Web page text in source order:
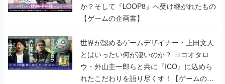
か？そして『LOOP8』へ受け継がれたもの
【ゲームの企画書】
世界が認めるゲームデザイナー・上田文人
とはいったい何が凄いのか？ ヨコオタロ
ウ・外山圭一郎らと共に『ICO』に込めら
れたこだわりを語り尽くす！【ゲームの企